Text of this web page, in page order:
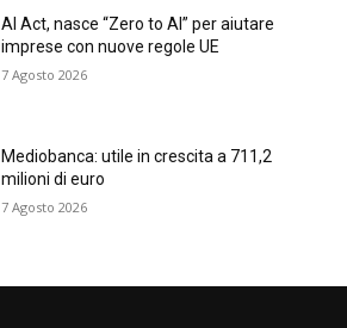
AI Act, nasce “Zero to AI” per aiutare
imprese con nuove regole UE
7 Agosto 2026
Mediobanca: utile in crescita a 711,2
milioni di euro
7 Agosto 2026